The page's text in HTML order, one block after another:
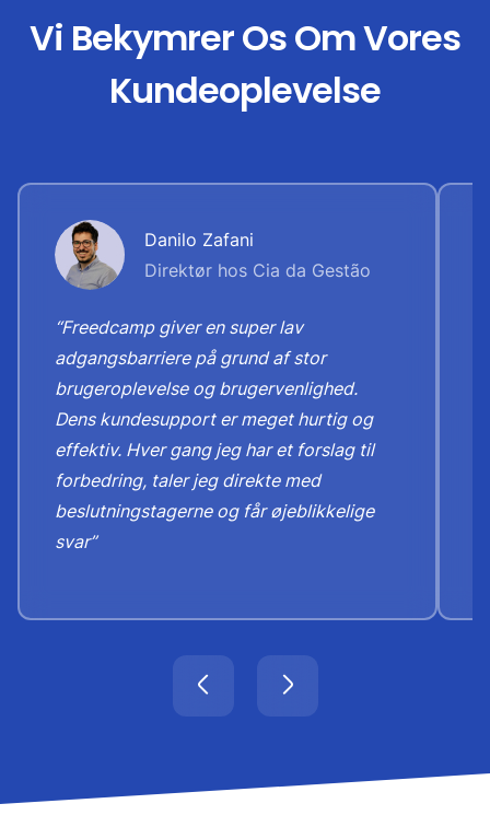
Vi Bekymrer Os Om Vores
Kundeoplevelse
Danilo Zafani
Direktør hos Cia da Gestão
“Freedcamp giver en super lav
adgangsbarriere på grund af stor
brugeroplevelse og brugervenlighed.
Dens kundesupport er meget hurtig og
effektiv. Hver gang jeg har et forslag til
forbedring, taler jeg direkte med
beslutningstagerne og får øjeblikkelige
svar”